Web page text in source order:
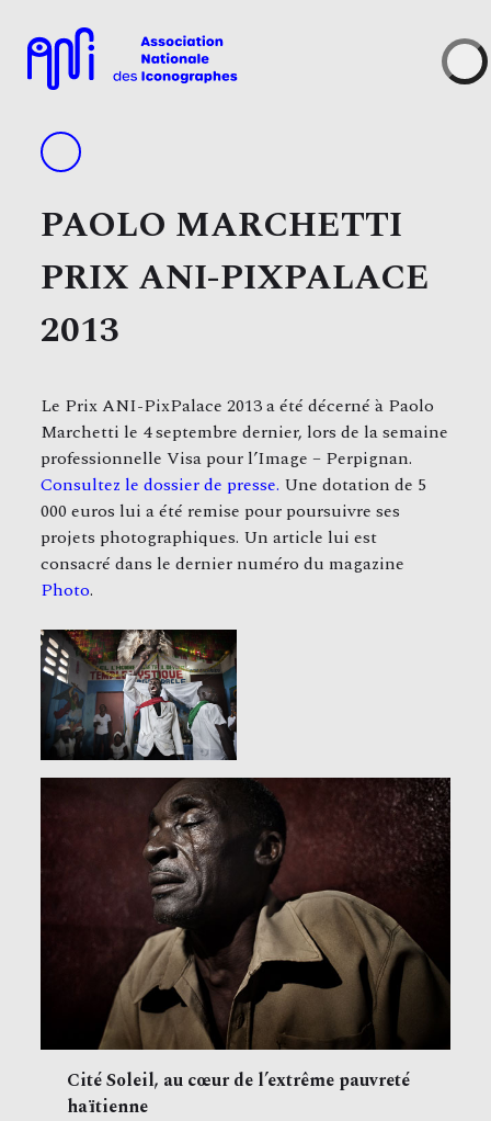
PAOLO MARCHETTI
PRIX ANI-PIXPALACE
2013
Le Prix ANI-PixPalace 2013 a été décerné à Paolo
Marchetti le 4 septembre dernier, lors de la semaine
professionnelle Visa pour l’Image – Perpignan.
Consultez le dossier de presse. Une dotation de 5
000 euros lui a été remise pour poursuivre ses
projets photographiques. Un article lui est
consacré dans le dernier numéro du magazine
Photo.
Cité Soleil, au cœur de l’extrême pauvreté
haïtienne